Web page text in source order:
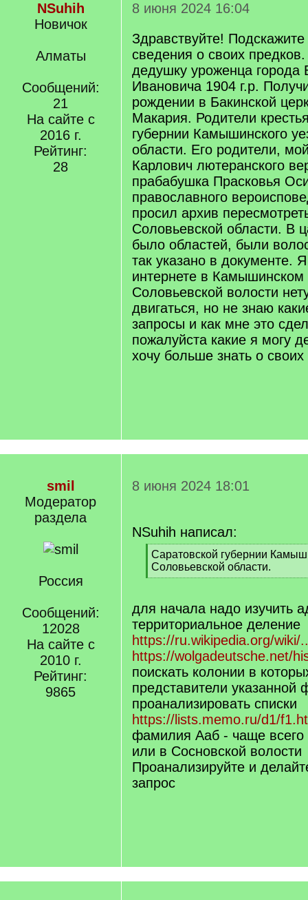
NSuhih
Новичок
Алматы
Сообщений:
21
На сайте с
2016 г.
Рейтинг:
28
8 июня 2024 16:04
Здравствуйте!
сведения о своих
дедушку уроженца города
Ивановича 1904 г.р.
рождении в Бакинской
Макария. Родители
губернии Камышинского
области. Его родители,
Карлович лютеранского
прабабушка Прасковья
православного
просил архив
Соловьевской области. В
было областей, были
так указано в документе.
интернете в Камышинском
Соловьевской волости
двигаться, но не знаю
запросы и как мне это
пожалуйста какие я могу
хочу больше знать о своих
smil
Модератор
раздела
Россия
Сообщений:
12028
На сайте с
2010 г.
Рейтинг:
9865
8 июня 2024 18:01
NSuhih написал:
[
q
]
Саратовской губернии
Соловьевской области.
[
q
]
для начала надо изучить
территориальное деление
https://ru.wikipedia.org/wiki/
https://wolgadeutsche.net/
поискать колонии в
представители указанной
проанализировать списки
https://lists.memo.ru/d1/
фамилия Ааб - чаще всего
или в Сосновской волости
Проанализируйте и
запрос